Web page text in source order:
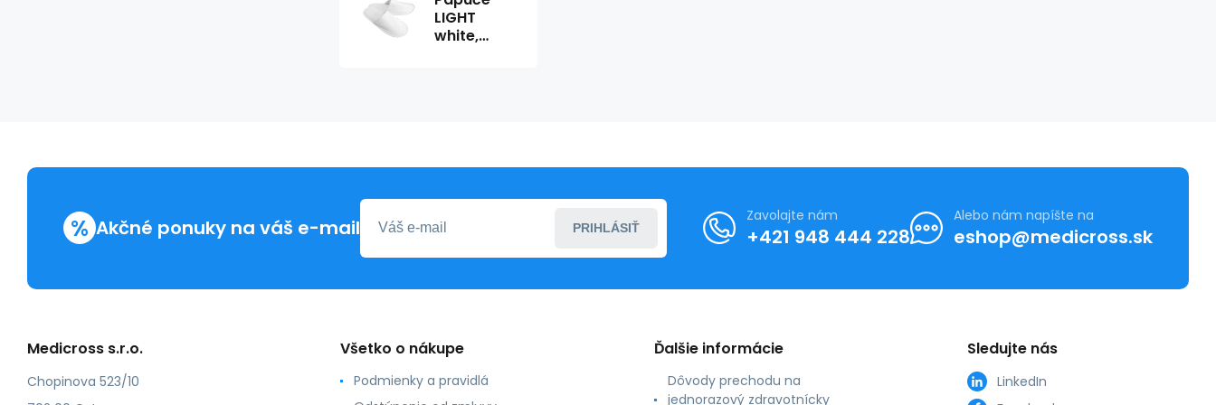
LIGHT
white,
% Akčné ponuky na váš e-mail PRIHLÁSIŤ
Zavolajte nám
+421 948 444 228
Alebo nám napíšte na
eshop@medicross.sk
Medicross s.r.o.
Chopinova 523/10
Všetko o nákupe
Podmienky a pravidlá
Ďalšie informácie
Dôvody prechodu na
jednorazový zdravotnícky
Sledujte nás
LinkedIn